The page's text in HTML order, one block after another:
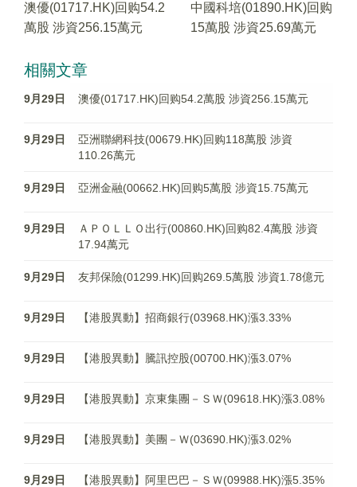
澳優(01717.HK)回购54.2
萬股 涉資256.15萬元
中國科培(01890.HK)回购
15萬股 涉資25.69萬元
相關文章
9月29日 澳優(01717.HK)回购54.2萬股 涉資256.15萬元
9月29日
亞洲聯網科技(00679.HK)回购118萬股 涉資
110.26萬元
9月29日 亞洲金融(00662.HK)回购5萬股 涉資15.75萬元
9月29日
ＡＰＯＬＬＯ出行(00860.HK)回购82.4萬股 涉資
17.94萬元
9月29日 友邦保險(01299.HK)回购269.5萬股 涉資1.78億元
9月29日 【港股異動】招商銀行(03968.HK)漲3.33%
9月29日 【港股異動】騰訊控股(00700.HK)漲3.07%
9月29日 【港股異動】京東集團－ＳＷ(09618.HK)漲3.08%
9月29日 【港股異動】美團－Ｗ(03690.HK)漲3.02%
9月29日 【港股異動】阿里巴巴－ＳＷ(09988.HK)漲5.35%